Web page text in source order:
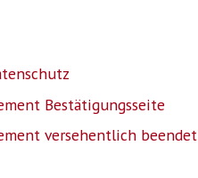
Bestätigungsseite
versehentlich beendet